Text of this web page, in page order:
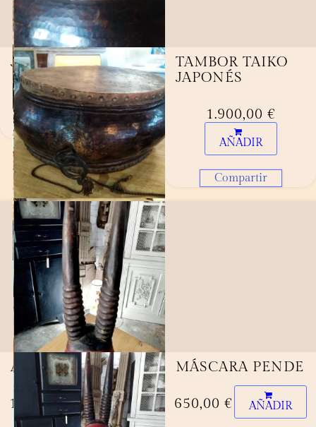
JARRÓN GRANDE
380,00€
Compartir
TAMBOR TAIKO
JAPONÉS
1.900,00 €
AÑADIR
Compartir
ARCÓN XINO
190,00€ AÑADIR
MÁSCARA PENDE
650,00 € AÑADIR